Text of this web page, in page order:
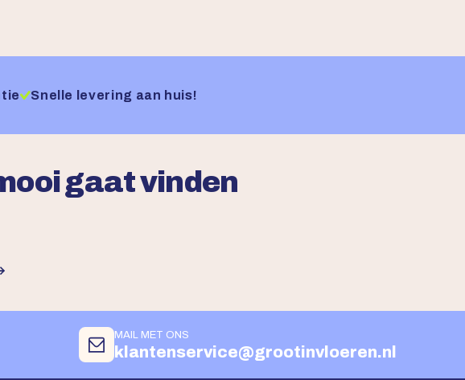
Snelle levering aan huis!
gaat vinden
MAIL MET ONS
klantenservice@grootinvloeren.nl